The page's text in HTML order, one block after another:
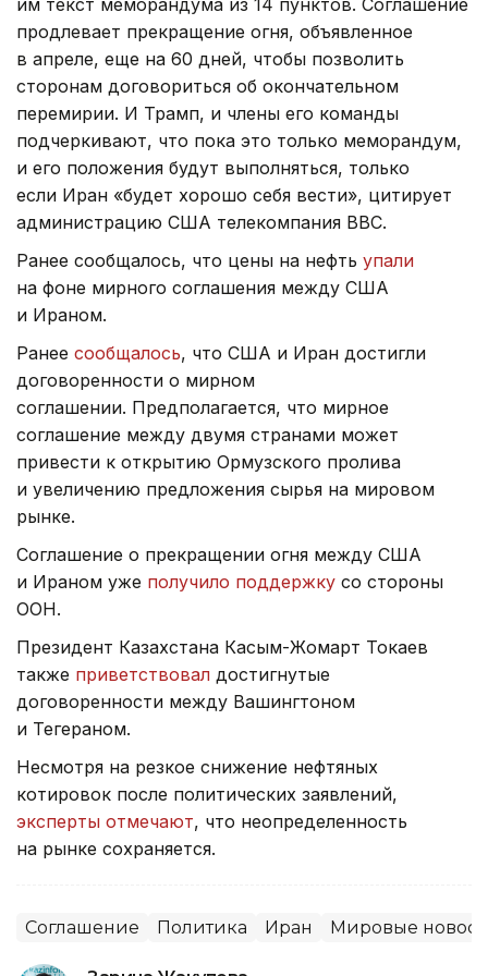
им текст меморандума из 14 пунктов. Соглашение
продлевает прекращение огня, объявленное
в апреле, еще на 60 дней, чтобы позволить
сторонам договориться об окончательном
перемирии. И Трамп, и члены его команды
подчеркивают, что пока это только меморандум,
и его положения будут выполняться, только
если Иран «будет хорошо себя вести», цитирует
администрацию США телекомпания ВВС.
Ранее сообщалось, что цены на нефть упали
на фоне мирного соглашения между США
и Ираном.
Ранее сообщалось, что США и Иран достигли
договоренности о мирном
соглашении. Предполагается, что мирное
соглашение между двумя странами может
привести к открытию Ормузского пролива
и увеличению предложения сырья на мировом
рынке.
Соглашение о прекращении огня между США
и Ираном уже получило поддержку со стороны
ООН.
Президент Казахстана Касым-Жомарт Токаев
также приветствовал достигнутые
договоренности между Вашингтоном
и Тегераном.
Несмотря на резкое снижение нефтяных
котировок после политических заявлений,
эксперты отмечают, что неопределенность
на рынке сохраняется.
Соглашение Политика Иран Мировые